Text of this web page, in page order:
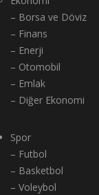
– Borsa ve Döviz
– Finans
– Enerji
– Otomobil
– Emlak
– Diğer Ekonomi
Spor
– Futbol
– Basketbol
– Voleybol